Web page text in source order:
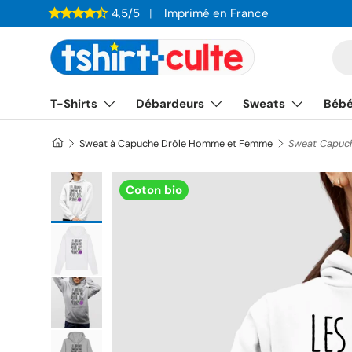
ALLER AU CONTENU
4,5/5 Imprimé en France
T-Shirts Débardeurs Sweats
Sweat à Capuche Drôle Homme et Femme Sweat
Coton bio
Charger l’image 1 dans la vue de galerie
Charger l’image 2 dans la vue de galerie
Charger l’image 3 dans la vue de galerie
Charger l’image 4 dans la vue de galerie